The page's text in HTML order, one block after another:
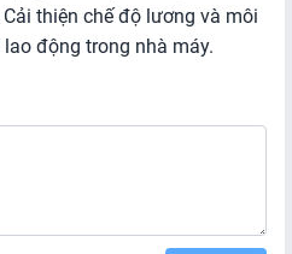
thiện chế độ lương và môi
động trong nhà máy.